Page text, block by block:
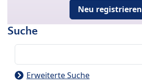
Neu registrieren
Suche
Erweiterte Suche